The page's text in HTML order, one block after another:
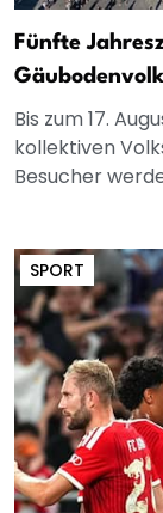
Fünfte
Bis zum 17.
kollektiven
Besucher
SPORT